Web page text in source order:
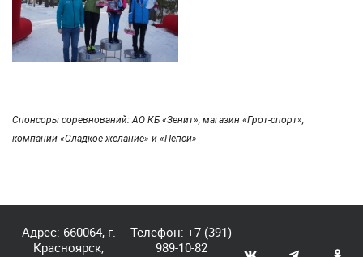
Спонсоры соревнований: АО КБ «Зенит», магазин «Грот-спорт»,
компании «Сладкое желание» и «Пепси»
Адрес: 660064, г.
Красноярск,
Телефон:+7 (391)
989-10-82